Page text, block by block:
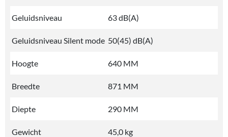
Geluidsniveau 63 dB(A)
Geluidsniveau Silent mode 50(45) dB(A)
Hoogte 640 MM
Breedte 871 MM
Diepte 290 MM
Gewicht 45,0 kg